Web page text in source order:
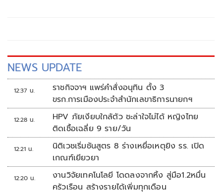
NEWS UPDATE
12:37 น.
ราชกิจจาฯ แพร่คำสั่งอนุทิน ตั้ง 3
ขรก.การเมืองประจำสำนักเลขาธิการนายกฯ
12:28 น.
HPV ภัยเงียบใกล้ตัว ชะล่าใจไม่ได้ หญิงไทย
ติดเชื้อเฉลี่ย 9 ราย/วัน
12:21 น.
นิติเวชเริ่มชันสูตร 8 ร่างเหยื่อเหตุยิง รร. เปิด
เกณฑ์เยียวยา
12:20 น.
งานวิจัยเทคโนโลยี โดดลงจากหิ้ง สู่มือ1.2หมื่น
ครัวเรือน สร้างรายได้เพิ่มทุกเดือน